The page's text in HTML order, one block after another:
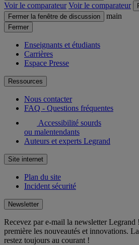
Voir le comparateur Voir le comparateur
Fermer la fenêtre de discussion
main
Fermer
Enseignants et étudiants
Carrières
Espace Presse
Ressources
Nous contacter
FAQ - Questions fréquentes
Accessibilité sourds
ou malentendants
Auteurs et experts Legrand
Site internet
Plan du site
Incident sécurité
Newsletter
Recevez par e-mail la newsletter
première les nouveautés et innovations.
restez toujours au courant !